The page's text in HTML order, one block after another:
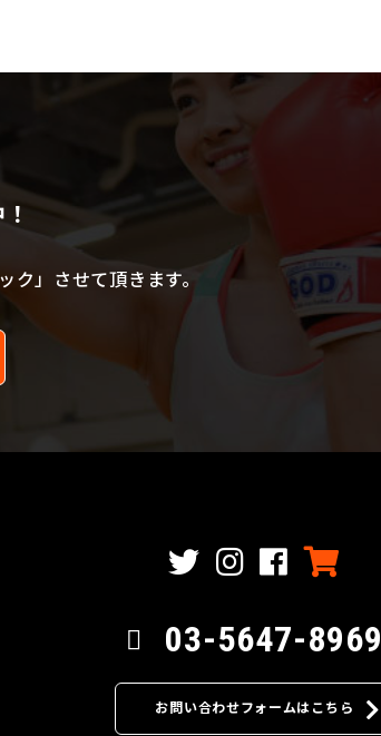
ク」 させて頂きます。
03-5647-8969
お問い合わせフォームはこちら